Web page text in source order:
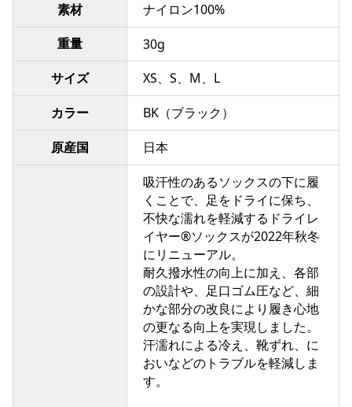
素材
ナイロン100%
重量
30g
サイズ
XS、S、M、L
カラー
BK（ブラック）
原産国
日本
吸汗性のあるソックスの下に履
くことで、足をドライに保ち、
不快な濡れを軽減するドライレ
イヤー®ソックスが2022年秋冬
にリニューアル。
耐久撥水性の向上に加え、各部
の設計や、足口ゴム圧など、細
かな部分の改良により履き心地
の更なる向上を実現しました。
汗濡れによる冷え、靴ずれ、に
おいなどのトラブルを軽減しま
す。